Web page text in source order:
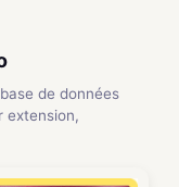
de données
extension,